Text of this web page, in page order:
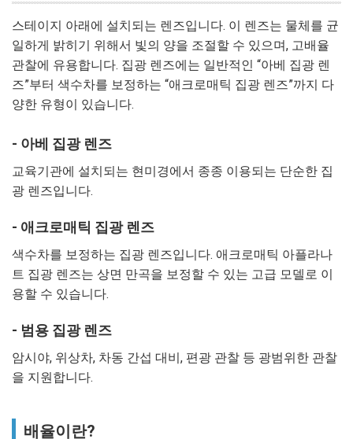
스테이지 아래에 설치되는 렌즈입니다. 이 렌즈는 물체를 균
일하게 밝히기 위해서 빛의 양을 조절할 수 있으며, 고배율
관찰에 유용합니다. 집광 렌즈에는 일반적인 “아베 집광 렌
즈”부터 색수차를 보정하는 “애크로매틱 집광 렌즈”까지 다
양한 유형이 있습니다.
- 아베 집광 렌즈
교육기관에 설치되는 현미경에서 종종 이용되는 단순한 집
광 렌즈입니다.
- 애크로매틱 집광 렌즈
색수차를 보정하는 집광 렌즈입니다. 애크로매틱 아플라나
트 집광 렌즈는 상면 만곡을 보정할 수 있는 고급 모델로 이
용할 수 있습니다.
- 범용 집광 렌즈
암시야, 위상차, 차동 간섭 대비, 편광 관찰 등 광범위한 관찰
을 지원합니다.
배율이란?